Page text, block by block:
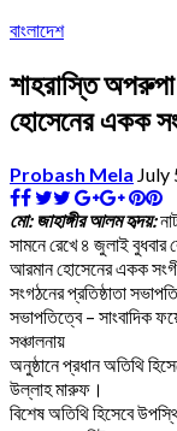
বাংলাদেশ
শাহরাস্তি
হোসেনের একক
Probash Mela July
মো: জাহাঙ্গীর আলম হৃদয়:
সামনে রেখে ৪ জুলাই বুধবার
আরমান হোসেনের একক
সংগঠনের প্রতিষ্ঠাতা
সভাপতিত্বে – সাংবাদিক
সঞ্চালনায়
অনুষ্ঠানে প্রধান অতিথি
উল্লাহ মারুফ।
বিশেষ অতিথি হিসেবে